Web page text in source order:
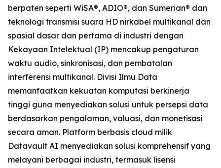
berpaten seperti WiSA®, ADIO®, dan Sumerian® dan
teknologi transmisi suara HD nirkabel multikanal dan
spasial dasar dan pertama di industri dengan
Kekayaan Intelektual (IP) mencakup pengaturan
waktu audio, sinkronisasi, dan pembatalan
interferensi multikanal. Divisi Ilmu Data
memanfaatkan kekuatan komputasi berkinerja
tinggi guna menyediakan solusi untuk persepsi data
berdasarkan pengalaman, valuasi, dan monetisasi
secara aman. Platform berbasis cloud milik
Datavault AI menyediakan solusi komprehensif yang
melayani berbagai industri, termasuk lisensi